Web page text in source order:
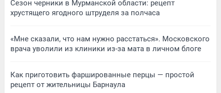
Сезон черники в Мурманской области: рецепт
хрустящего ягодного штруделя за полчаса
«Мне сказали, что нам нужно расстаться». Московского
врача уволили из клиники из-за мата в личном блоге
Как приготовить фаршированные перцы — простой
рецепт от жительницы Барнаула